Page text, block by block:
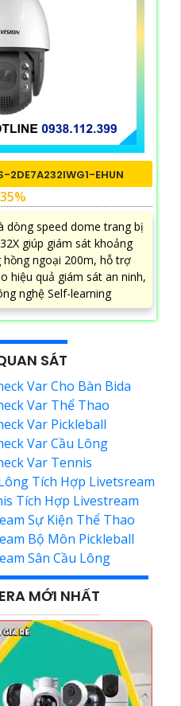
2DE7A232IWG1-EHUN
dòng speed dome trang bị
giúp giám sát khoảng
ngoại 200m, hỗ trợ
hiệu quả giám sát an ninh,
nghệ Self-learning
SÁT
Var Cho Bàn Bida
Var Thể Thao
Var Pickleball
Var Cầu Lông
Var Tennis
Tích Hợp Livetsream
Tích Hợp Livestream
Sự Kiện Thể Thao
Bộ Môn Pickleball
Sân Cầu Lông
MỚI NHẤT